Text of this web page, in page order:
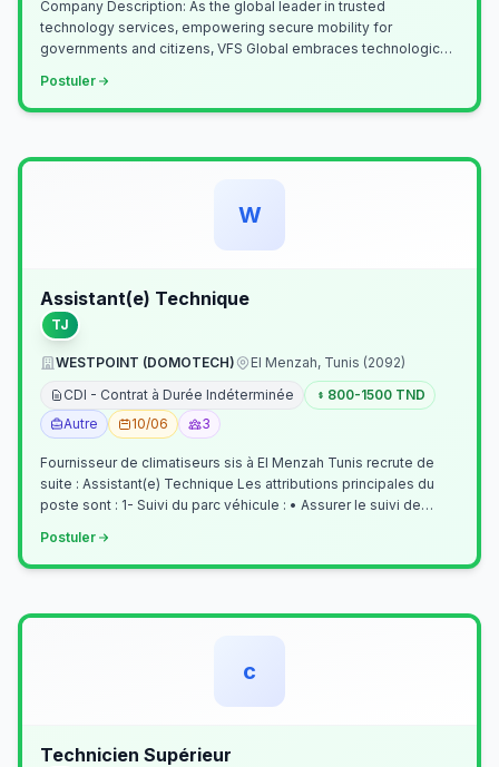
Company Description: As the global leader in trusted
technology services, empowering secure mobility for
governments and citizens, VFS Global embraces technological
Postuler
W
Assistant(e) Technique
TJ
WESTPOINT (DOMOTECH)
El Menzah, Tunis (2092)
CDI - Contrat à Durée Indéterminée
800-1500 TND
Autre
10/06 3
Fournisseur de climatiseurs sis à El Menzah Tunis recrute de
suite : Assistant(e) Technique Les attributions principales du
poste sont : 1- Suivi du parc véhicule : • Assurer le suivi de
Postuler
c
Technicien Supérieur